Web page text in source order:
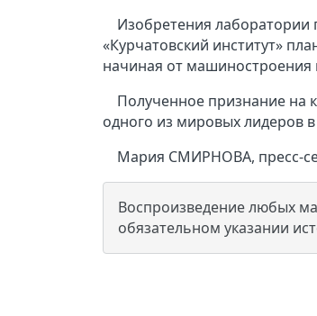
Изобретения
«Курчатовский институт»
начиная от машиностроения
Полученное признание на
одного из мировых лидеров
Мария СМИРНОВА, пресс-
Воспроизведение любых
обязательном указании